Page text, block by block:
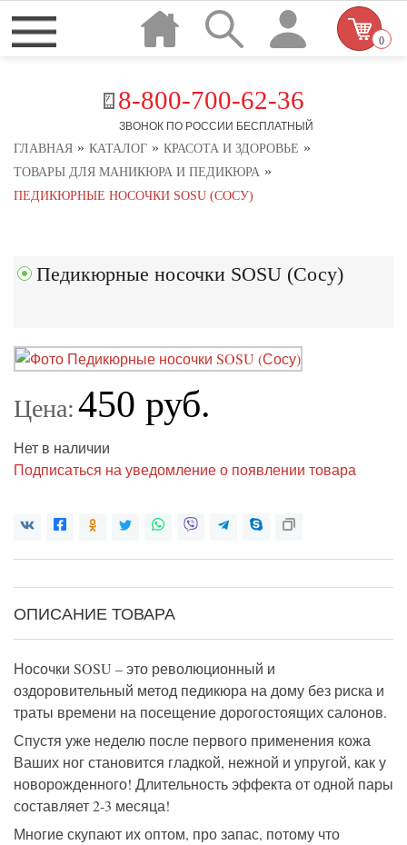
8-800-700-62-36
ЗВОНОК ПО РОССИИ БЕСПЛАТНЫЙ
0
ГЛАВНАЯ » КАТАЛОГ » КРАСОТА И ЗДОРОВЬЕ »
ТОВАРЫ ДЛЯ МАНИКЮРА И ПЕДИКЮРА »
ПЕДИКЮРНЫЕ НОСОЧКИ SOSU (СОСУ)
Педикюрные носочки SOSU (Сосу)
Цена:450 руб.
Нет в наличии
Подписаться на уведомление о появлении товара
ОПИСАНИЕ ТОВАРА
Носочки SOSU – это революционный и
оздоровительный метод педикюра на дому без риска и
траты времени на посещение дорогостоящих салонов.
Спустя уже неделю после первого применения кожа
Ваших ног становится гладкой, нежной и упругой, как у
новорожденного! Длительность эффекта от одной пары
составляет 2-3 месяца!
Многие скупают их оптом, про запас, потому что